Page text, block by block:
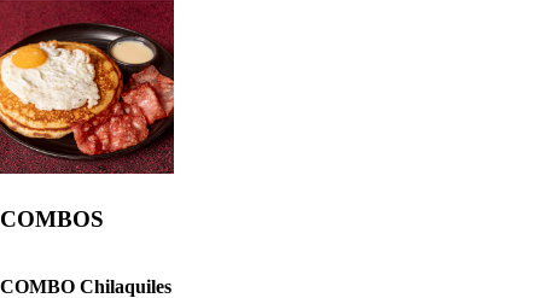
COMBOS
COMBO Chilaquiles